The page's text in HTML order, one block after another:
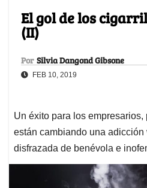
El gol de los
(II)
Por Silvia Dangond Gibsone
FEB 10, 2019
Un éxito para los
están cambiando una adicción
disfrazada de benévola e